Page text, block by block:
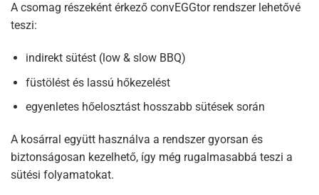
A csomag részeként érkező convEGGtor rendszer lehetővé
teszi:
indirekt sütést (low & slow BBQ)
füstölést és lassú hőkezelést
egyenletes hőelosztást hosszabb sütések során
A kosárral együtt használva a rendszer gyorsan és
biztonságosan kezelhető, így még rugalmasabbá teszi a
sütési folyamatokat.